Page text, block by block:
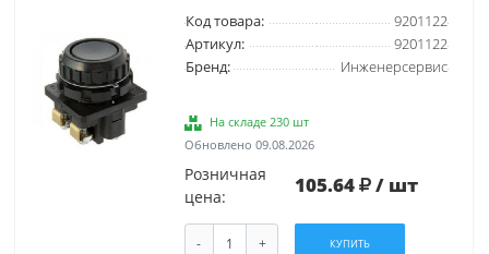
Код товара:
9201122
Артикул:
9201122
Бренд:
Инженерсервис
На складе 230 шт
Обновлено 09.08.2026
Розничная
цена:
105.64 / шт
- + КУПИТЬ